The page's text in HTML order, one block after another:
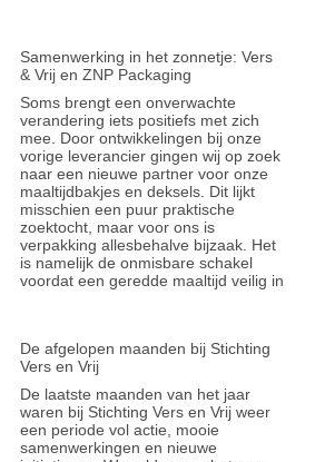
Samenwerking in het zonnetje: Vers
& Vrij en ZNP Packaging
Soms brengt een onverwachte
verandering iets positiefs met zich
mee. Door ontwikkelingen bij onze
vorige leverancier gingen wij op zoek
naar een nieuwe partner voor onze
maaltijdbakjes en deksels. Dit lijkt
misschien een puur praktische
zoektocht, maar voor ons is
verpakking allesbehalve bijzaak. Het
is namelijk de onmisbare schakel
voordat een geredde maaltijd veilig in
De afgelopen maanden bij Stichting
Vers en Vrij
De laatste maanden van het jaar
waren bij Stichting Vers en Vrij weer
een periode vol actie, mooie
samenwerkingen en nieuwe